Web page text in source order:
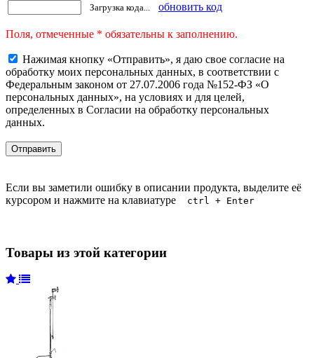
Загрузка кода... обновить код
Поля, отмеченные * обязательны к заполнению.
Нажимая кнопку «Отправить», я даю свое согласие на
обработку моих персональных данных, в соответствии с
Федеральным законом от 27.07.2006 года №152-ФЗ «О
персональных данных», на условиях и для целей,
определенных в Согласии на обработку персональных
данных.
Если вы заметили ошибку в описании продукта, выделите её
курсором и нажмите на клавиатуре
ctrl + Enter
Товары из этой категории